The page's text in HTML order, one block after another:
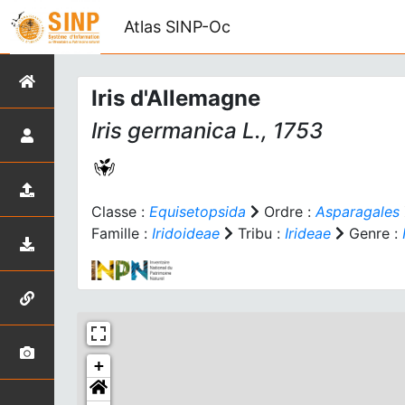
Atlas SINP-Oc
Iris d'Allemagne
Iris germanica L., 1753
Classe : Equisetopsida Ordre :Asparagales
Famille : Iridoideae Tribu : Irideae Genre :
+